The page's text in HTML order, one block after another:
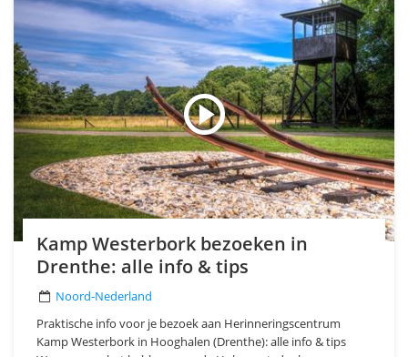
Kamp Westerbork bezoeken in
Drenthe: alle info & tips
Noord-Nederland
Praktische info voor je bezoek aan Herinneringscentrum
Kamp Westerbork in Hooghalen (Drenthe): alle info & tips